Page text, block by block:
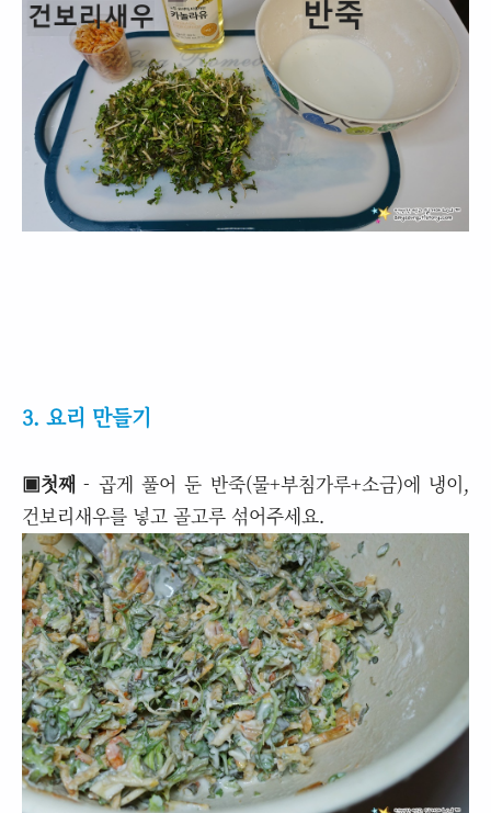
3. 요리 만들기
▣첫째 - 곱게 풀어 둔 반죽(물+부침가루+소금)에 냉이,
건보리새우를 넣고 골고루 섞어주세요.